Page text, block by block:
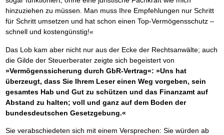
hinzuziehen zu müssen. Man muss Ihre Empfehlungen nur Schritt
für Schritt umsetzen und hat schon einen Top-Vermögensschutz –
schnell und kostengünstig!«
Das Lob kam aber nicht nur aus der Ecke der Rechtsanwälte; auch
die Gilde der Steuerberater zeigte sich begeistert von
»Vermögenssicherung durch GbR-Vertrag«: »Uns hat
überzeugt, dass Sie Ihrem Leser einen Weg vorgeben, sein
gesamtes Hab und Gut zu schützen und das Finanzamt auf
Abstand zu halten; voll und ganz auf dem Boden der
bundesdeutschen Gesetzgebung.«
Sie verabschiedeten sich mit einem Versprechen: Sie würden ab